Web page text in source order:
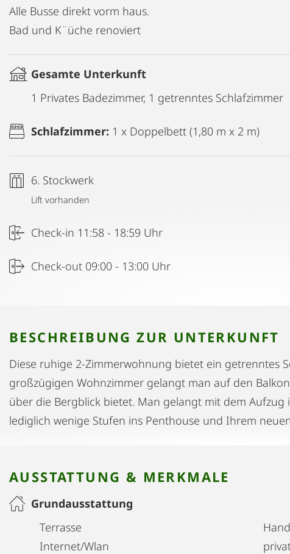
Alle Busse direkt vorm haus.
Bad und K¨üche renoviert
Gesamte Unterkunft
1 Privates Badezimmer, 1 getrenntes Schlafzimmer
Schlafzimmer: 1 x Doppelbett (1,80 m x 2 m)
6. Stockwerk
Lift vorhanden
Check-in 11:58 - 18:59 Uhr
Check-out 09:00 - 13:00 Uhr
BESCHREIBUNG ZUR UNTERKUNFT
Diese ruhige 2-Zimmerwohnung bietet ein getrenntes
großzügigen Wohnzimmer gelangt man auf den
über die Bergblick bietet. Man gelangt mit dem Aufzug
lediglich wenige Stufen ins Penthouse und Ihrem
AUSSTATTUNG & MERKMALE
Grundausstattung
Terrasse
Internet/Wlan